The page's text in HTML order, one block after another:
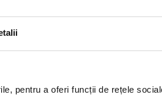
pentru a oferi funcții de rețele